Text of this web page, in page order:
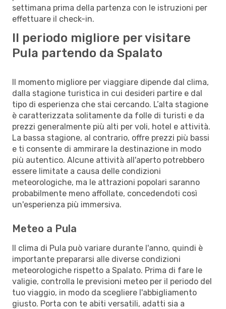
settimana prima della partenza con le istruzioni per
effettuare il check-in.
Il periodo migliore per visitare
Pula partendo da Spalato
Il momento migliore per viaggiare dipende dal clima,
dalla stagione turistica in cui desideri partire e dal
tipo di esperienza che stai cercando. L’alta stagione
è caratterizzata solitamente da folle di turisti e da
prezzi generalmente più alti per voli, hotel e attività.
La bassa stagione, al contrario, offre prezzi più bassi
e ti consente di ammirare la destinazione in modo
più autentico. Alcune attività all'aperto potrebbero
essere limitate a causa delle condizioni
meteorologiche, ma le attrazioni popolari saranno
probabilmente meno affollate, concedendoti così
un'esperienza più immersiva.
Meteo a Pula
Il clima di Pula può variare durante l'anno, quindi è
importante prepararsi alle diverse condizioni
meteorologiche rispetto a Spalato. Prima di fare le
valigie, controlla le previsioni meteo per il periodo del
tuo viaggio, in modo da scegliere l'abbigliamento
giusto. Porta con te abiti versatili, adatti sia a